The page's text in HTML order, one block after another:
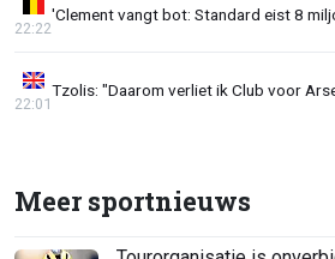
'Clement vangt bot: Standard eist 8
22:22
Tzolis: "Daarom verliet ik Club voor
22:01
Meer sportnieuws